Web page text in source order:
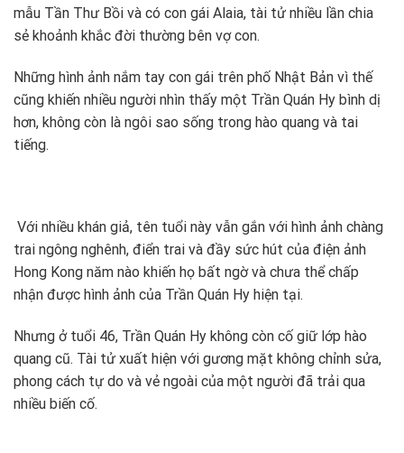
mẫu Tần Thư Bồi và có con gái Alaia, tài tử nhiều lần chia
sẻ khoảnh khắc đời thường bên vợ con.
Những hình ảnh nắm tay con gái trên phố Nhật Bản vì thế
cũng khiến nhiều người nhìn thấy một Trần Quán Hy bình dị
hơn, không còn là ngôi sao sống trong hào quang và tai
tiếng.
Với nhiều khán giả, tên tuổi này vẫn gắn với hình ảnh chàng
trai ngông nghênh, điển trai và đầy sức hút của điện ảnh
Hong Kong năm nào khiến họ bất ngờ và chưa thể chấp
nhận được hình ảnh của Trần Quán Hy hiện tại.
Nhưng ở tuổi 46, Trần Quán Hy không còn cố giữ lớp hào
quang cũ. Tài tử xuất hiện với gương mặt không chỉnh sửa,
phong cách tự do và vẻ ngoài của một người đã trải qua
nhiều biến cố.